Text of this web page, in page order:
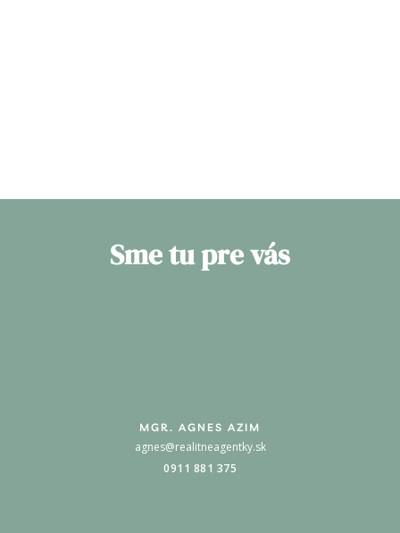
Sme tu pre vás
MGR. AGNES AZIM
agnes@realitneagentky.sk
0911 881 375